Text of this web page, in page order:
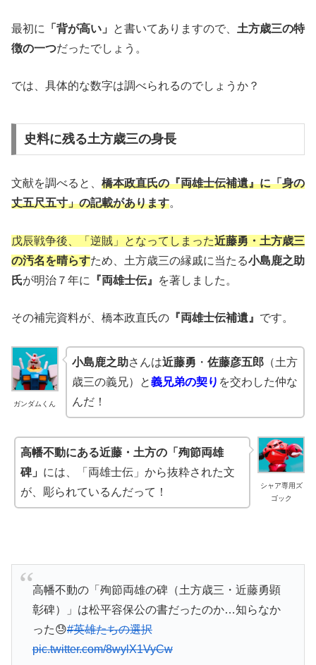
最初に 「背が高い」 と書いてありますので、 土方歳三の特
徴の一つだったでしょう。
では、具体的な数字は調べられるのでしょうか？
史料に残る土方歳三の身長
文献を調べると、 橋本政直氏の『両雄士伝補遺』に「身の
丈五尺五寸」の記載があります。
戊辰戦争後、「逆賊」となってしまった近藤勇・土方歳三
の汚名を晴らすため、土方歳三の縁戚に当たる小島鹿之助
氏が明治７年に 『両雄士伝』 を著しました。
その補完資料が、橋本政直氏の 『両雄士伝補遺』 です。
ガンダムくん
小島鹿之助さんは近藤勇 ・ 佐藤彦五郎（土方
歳三の義兄）と義兄弟の契り を交わした仲な
んだ！
シャア専用ズ
ゴック
高幡不動にある近藤・土方の「殉節両雄
碑」 には、「両雄士伝」から抜粋された文
が、彫られているんだって！
高幡不動の「殉節両雄の碑（土方歳三・近藤勇顕
彰碑）」は松平容保公の書だったのか…知らなか
った😓#英雄たちの選択
pic.twitter.com/8wylX1VyCw